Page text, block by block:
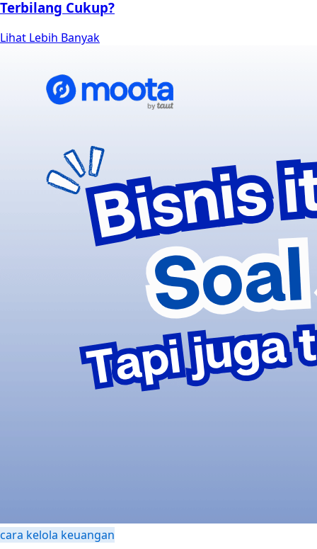
Terbilang Cukup?
Lihat Lebih Banyak
cara kelola keuangan